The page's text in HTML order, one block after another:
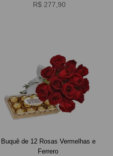
R$ 277,90
Buquê de 12 Rosas Vermelhas e
Ferrero